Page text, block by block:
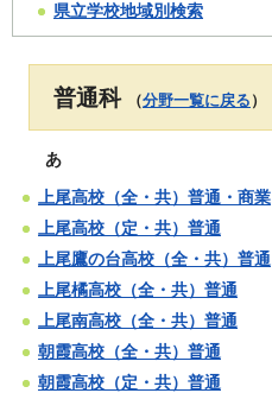
県立学校地域別検索
普通科 （分野一覧に戻る ）
あ
上尾高校（全・共）普通・商業
上尾高校（定・共）普通
上尾鷹の台高校（全・共）普通
上尾橘高校（全・共）普通
上尾南高校（全・共）普通
朝霞高校（全・共）普通
朝霞高校（定・共）普通